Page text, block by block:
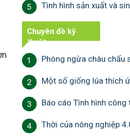
5 Tình hình sản xuất và
Chuyên đề kỹ
thuật
1 Phòng ngừa châu chấu
2 Một số giống lúa thích
3 Báo cáo Tình hình công
4 Thời của nông nghiệp